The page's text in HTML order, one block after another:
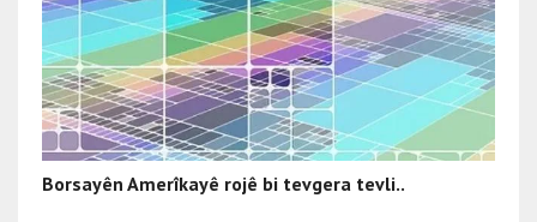
Borsayên Amerîkayê rojê bi tevgera tevli..